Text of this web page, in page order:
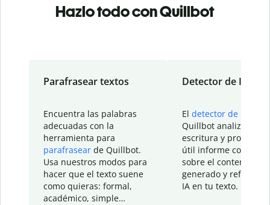
Hazlo todo con Quillbot
Parafrasear textos
Encuentra las palabras
adecuadas con la
herramienta para
parafrasear de Quillbot.
Usa nuestros modos para
hacer que el texto suene
como quieras: formal,
académico, simple…
Detector de IA
El detector de IA
Quillbot analiza tu
escritura y
útil informe con
sobre el contenido
generado y refinado
IA en tu texto.